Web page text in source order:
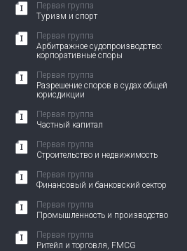
Первая группа
Туризм и спорт
Первая группа
Арбитражное судопроизводство:
корпоративные споры
Первая группа
Разрешение споров в судах общей
юрисдикции
Первая группа
Частный капитал
Первая группа
Строительство и недвижимость
Первая группа
Финансовый и банковский сектор
Первая группа
Промышленность и производство
Первая группа
Ритейл и торговля, FMCG